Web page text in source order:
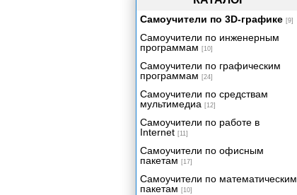
Добавление костей и
контроллеров
Задание весов сетки персонажа
вручную с помощью
редактирования вершин
помощью оболочек
Анимация на основе ключевых
Использование захвата движения
Самоучители по 3D-графике [9]
Самоучители по инженерным
программам [10]
Самоучители по графическим
программам [24]
Самоучители по средствам
мультимедиа [12]
Самоучители по работе в
Internet [11]
Самоучители по офисным
пакетам [17]
Самоучители по математическим
пакетам [10]